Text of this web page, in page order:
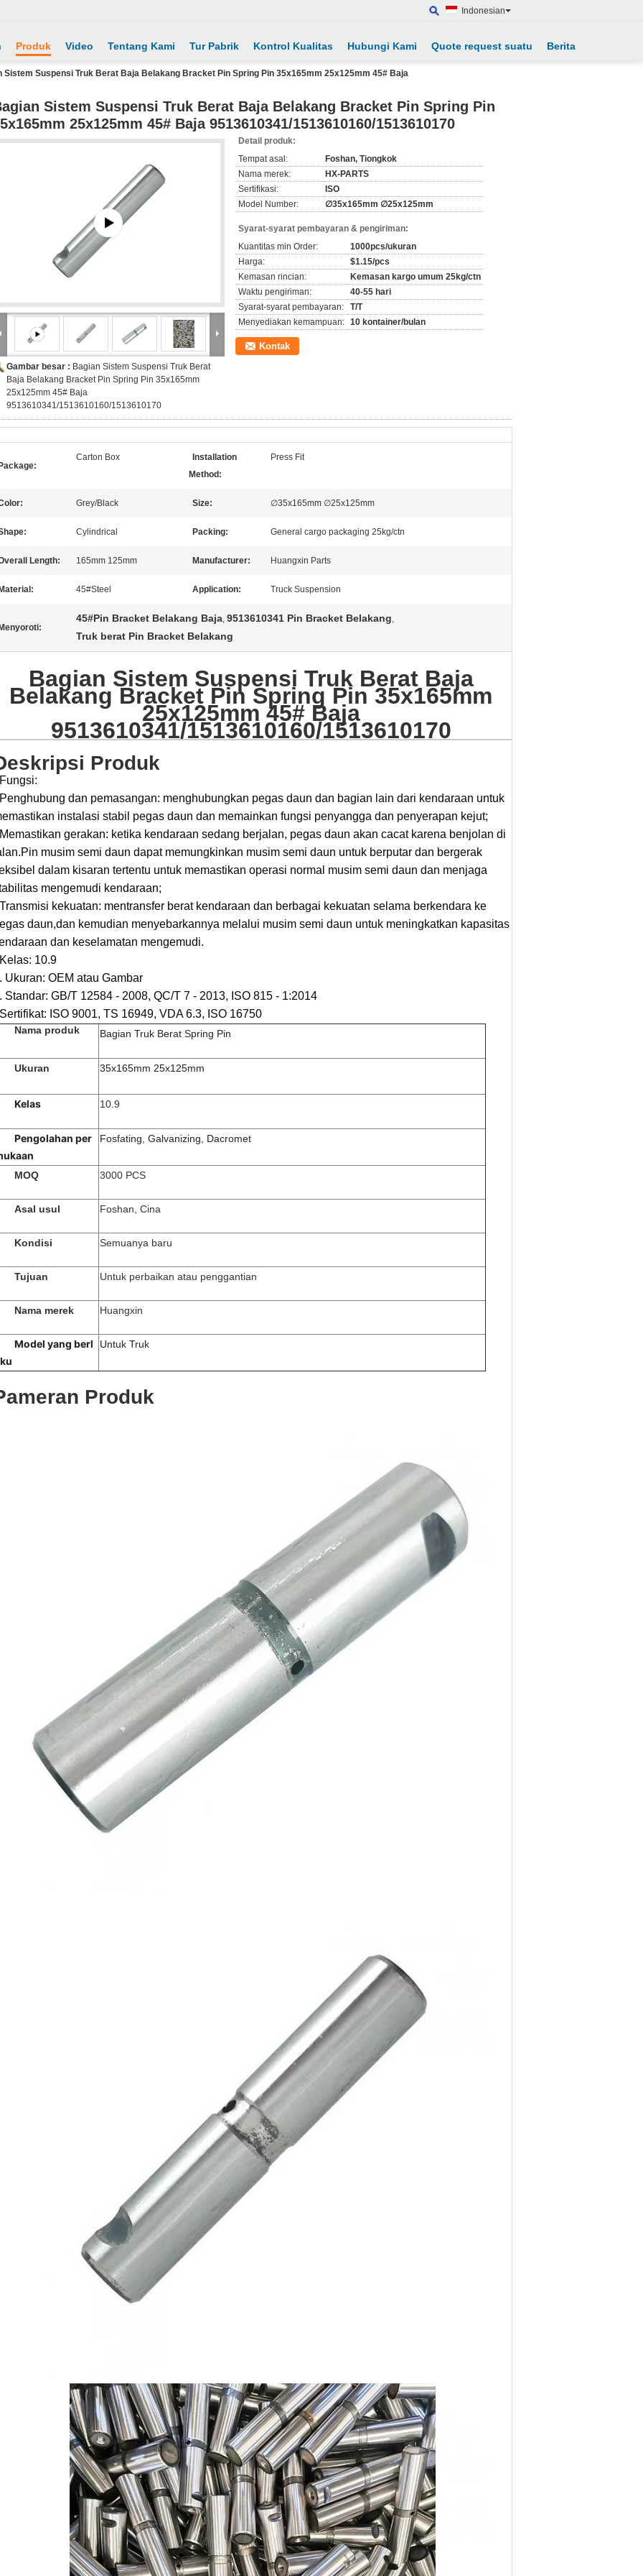
Indonesian
Produk Video Tentang Kami Tur Pabrik Kontrol Kualitas Hubungi Kami Quote request suatu Berita
Sistem Suspensi Truk Berat Baja Belakang Bracket Pin Spring Pin 35x165mm 25x125mm 45# Baja
Sistem Suspensi Truk Berat Baja Belakang Bracket Pin Spring Pin
25x125mm 45# Baja 9513610341/1513610160/1513610170
Gambar besar : Bagian Sistem Suspensi Truk Berat
Baja Belakang Bracket Pin Spring Pin 35x165mm
25x125mm 45# Baja
9513610341/1513610160/1513610170
Detail produk:
Tempat asal:
Foshan, Tiongkok
Nama merek:
HX-PARTS
Sertifikasi:
ISO
Model Number:
∅35x165mm ∅25x125mm
Syarat-syarat pembayaran & pengiriman:
Kuantitas min Order:
1000pcs/ukuran
Harga:
$1.15/pcs
Kemasan rincian:
Kemasan kargo umum 25kg/ctn
Waktu pengiriman:
40-55 hari
Syarat-syarat pembayaran:
T/T
Menyediakan kemampuan: 10 kontainer/bulan
Kontak
Package:
Carton Box
Installation
Method:
Press Fit
Grey/Black Size: ∅35x165mm ∅25x125mm
Cylindrical Packing: General cargo packaging 25kg/ctn
Length: 165mm 125mm Manufacturer: Huangxin Parts
Material: 45#Steel Application: Truck Suspension
Menyoroti:
45#Pin Bracket Belakang Baja, 9513610341 Pin Bracket Belakang,
Truk berat Pin Bracket Belakang
Bagian Sistem Suspensi Truk Berat Baja
Belakang Bracket Pin Spring Pin 35x165mm
25x125mm 45# Baja
9513610341/1513610160/1513610170
Produk
dan pemasangan: menghubungkan pegas daun dan bagian lain dari kendaraan untuk
instalasi stabil pegas daun dan memainkan fungsi penyangga dan penyerapan kejut;
gerakan: ketika kendaraan sedang berjalan, pegas daun akan cacat karena benjolan di
musim semi daun dapat memungkinkan musim semi daun untuk berputar dan bergerak
dalam kisaran tertentu untuk memastikan operasi normal musim semi daun dan menjaga
mengemudi kendaraan;
kekuatan: mentransfer berat kendaraan dan berbagai kekuatan selama berkendara ke
daun,dan kemudian menyebarkannya melalui musim semi daun untuk meningkatkan kapasitas
dan keselamatan mengemudi.
10.9
Ukuran: OEM atau Gambar
Standar: GB/T 12584 - 2008, QC/T 7 - 2013, ISO 815 - 1:2014
ISO 9001, TS 16949, VDA 6.3, ISO 16750
Nama produk Bagian Truk Berat Spring Pin
Ukuran 35x165mm 25x125mm
Kelas 10.9
Pengolahan per
Fosfating, Galvanizing, Dacromet
MOQ 3000 PCS
Asal usul Foshan, Cina
Kondisi Semuanya baru
Tujuan Untuk perbaikan atau penggantian
Nama merek Huangxin
Model yang berl
Untuk Truk
Produk